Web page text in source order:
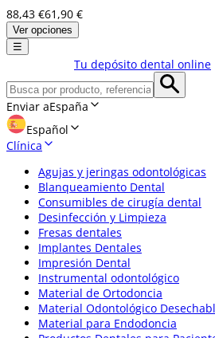
88,43 €61,90 €
Ver opciones
☰
Tu depósito dental online
Enviar aEspaña
Español
Clínica
Agujas y jeringas odontológicas
Blanqueamiento Dental
Consumibles de cirugía dental
Desinfección y Limpieza
Fresas dentales
Implantes Dentales
Impresión Dental
Instrumental odontológico
Material de Ortodoncia
Material Odontológico
Material para Endodoncia